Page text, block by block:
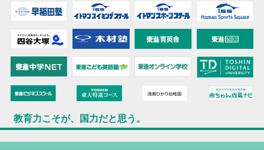
教育力こそが、国力だと思う。